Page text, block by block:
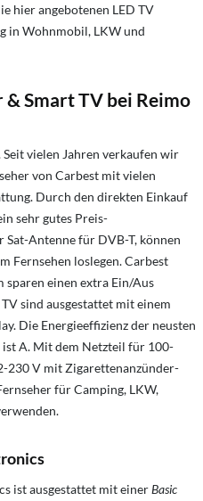
hier angebotenen LED TV
in Wohnmobil, LKW und
Smart TV bei Reimo
vielen Jahren verkaufen wir
von Carbest mit vielen
Durch den direkten Einkauf
sehr gutes Preis-
Antenne für DVB-T, können
Fernsehen loslegen. Carbest
sparen einen extra Ein/Aus
sind ausgestattet mit einem
Die Energieeffizienz der neusten
A. Mit dem Netzteil für 100-
230 V mit Zigarettenanzünder-
für Camping, LKW,
ist ausgestattet mit einerBasic